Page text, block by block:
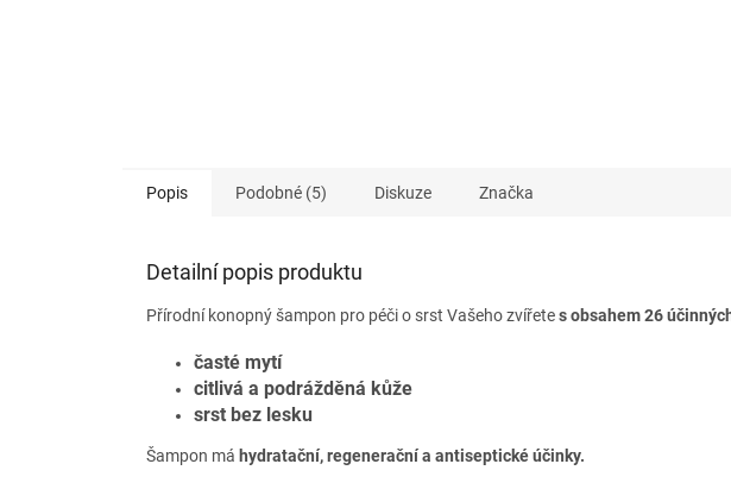
Popis Podobné (5) Diskuze Značka
Detailní popis produktu
Přírodní konopný šampon pro péči o srst Vašeho zvířetes obsahem 26
časté mytí
citlivá a podrážděná kůže
srst bez lesku
Šampon má hydratační, regenerační a antiseptické účinky.